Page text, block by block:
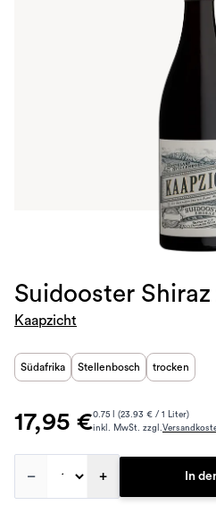
Suidooster Shiraz
Kaapzicht
Südafrika Stellenbosch trocken
17,95 €0.75 l (23.93 € / 1 Liter)
inkl. MwSt. zzgl.
– + In